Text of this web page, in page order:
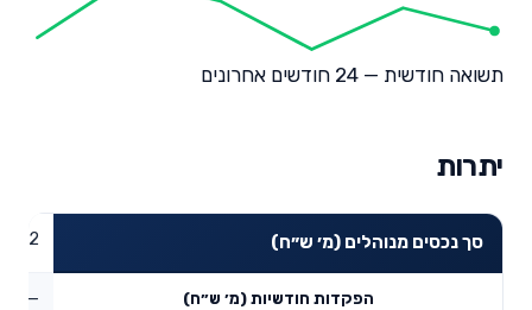
תשואה חודשית — 24 חודשים אחרונים
יתרות
סך נכסים מנוהלים (מ׳ ש״ח)
הפקדות חודשיות (מ׳ ש״ח) —